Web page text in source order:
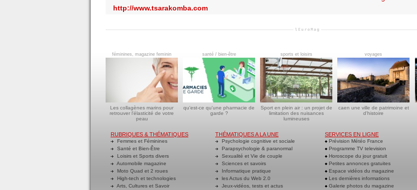
http://www.tsarakomba.com
féminines, magazine feminin
Les collagènes marins pour
retrouver l'élasticité de votre
peau
santé / bien-être
qu'est-ce qu'une pharmacie de
garde ?
sports et loisirs
Sport en plein air : un projet de
limitation des nuisances
lumineuses
voyages
caen une ville de patrimoine et
d'histoire
RUBRIQUES & THÉMATIQUES
Femmes et Féminines
Santé et Bien-Être
Loisirs et Sports divers
Automobile magazine
Moto Quad et 2 roues
High-tech et technologies
Arts, Cultures et Savoir
THÉMATIQUES A LA UNE
Psychologie cognitive et sociale
Parapsychologie & paranormal
Sexualité et Vie de couple
Sciences et savoirs
Informatique pratique
les Actus du Web 2.0
Jeux-vidéos, tests et actus
SERVICES EN LIGNE
Prévision Météo France
Programme TV television
Horoscope du jour gratuit
Petites annonces gratuites
Espace vidéos du magazine
Les dernières informations
Galerie photos du magazine